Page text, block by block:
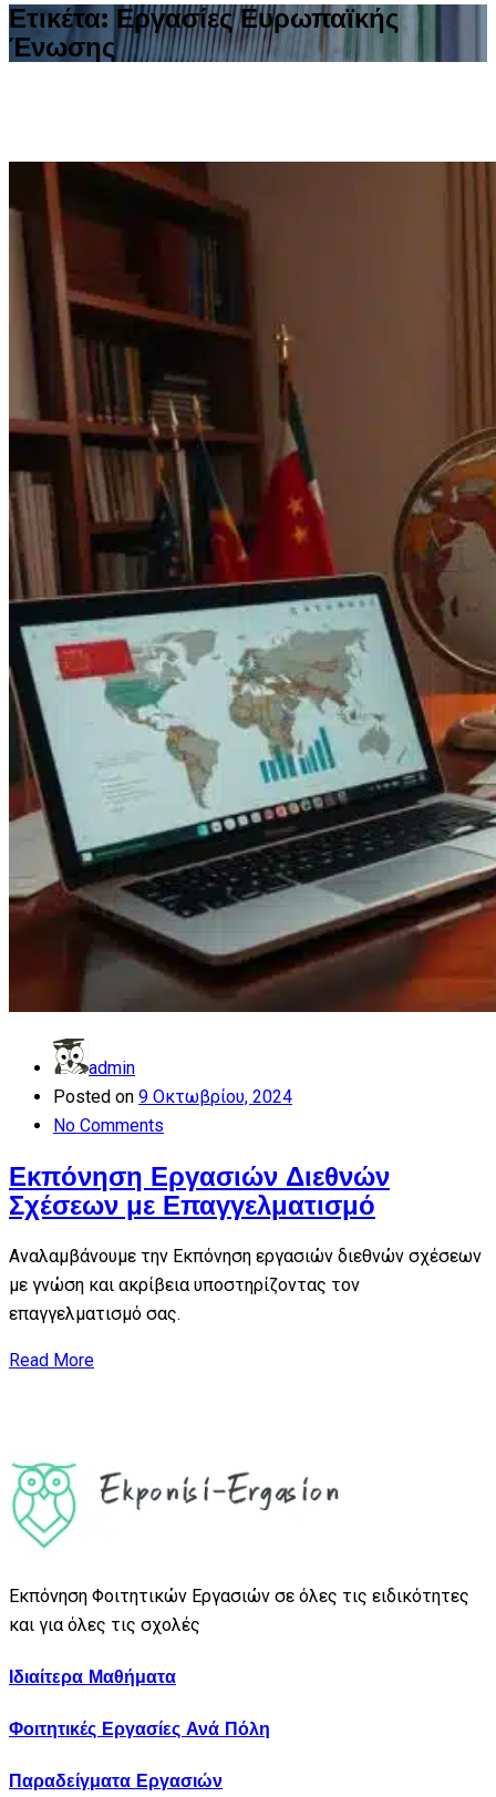
Ετικέτα: Εργασίες Ευρωπαϊκής
Ένωσης
admin
Posted on 9 Οκτωβρίου, 2024
No Comments
Εκπόνηση Εργασιών Διεθνών
Σχέσεων με Επαγγελματισμό
Αναλαμβάνουμε την Εκπόνηση εργασιών διεθνών σχέσεων
με γνώση και ακρίβεια υποστηρίζοντας τον
επαγγελματισμό σας.
Read More
Εκπόνηση Φοιτητικών Εργασιών σε όλες τις ειδικότητες
και για όλες τις σχολές
Ιδιαίτερα Μαθήματα
Φοιτητικές Εργασίες Ανά Πόλη
Παραδείγματα Εργασιών